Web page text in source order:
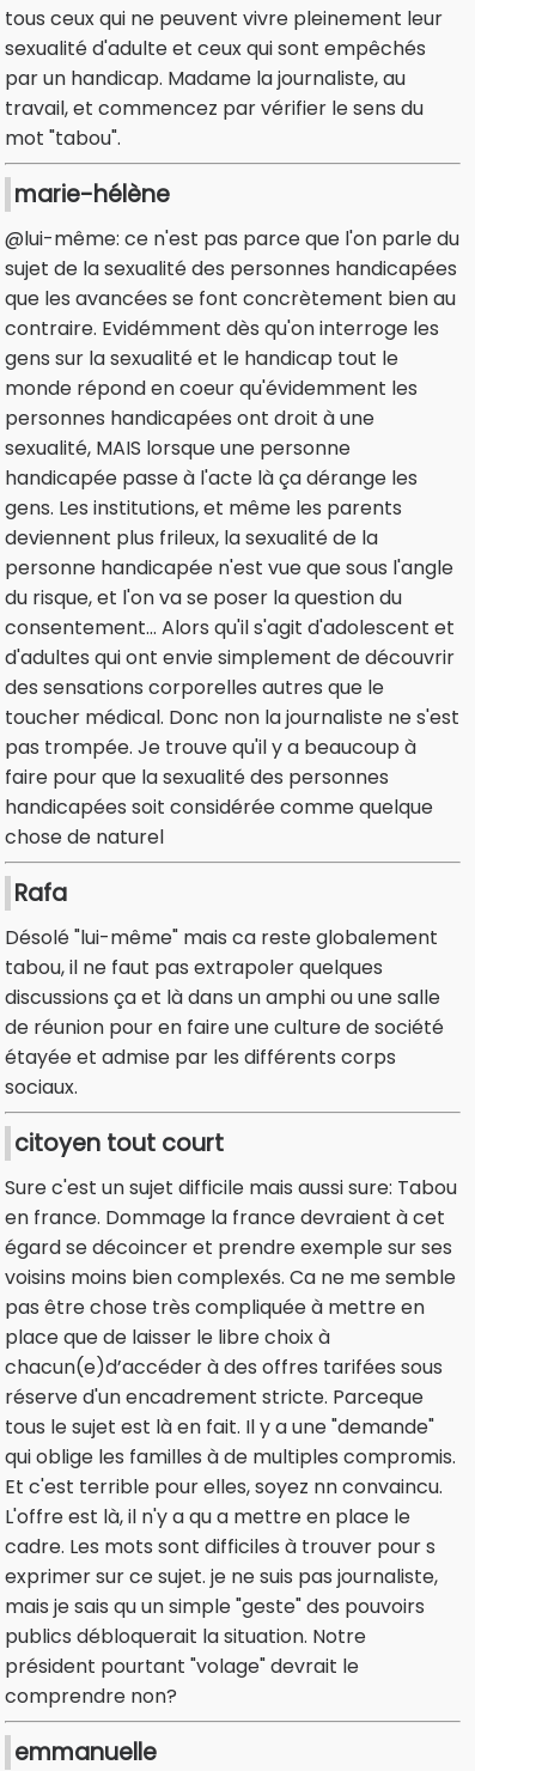
tous ceux qui ne peuvent vivre pleinement leur
sexualité d'adulte et ceux qui sont empêchés
par un handicap. Madame la journaliste, au
travail, et commencez par vérifier le sens du
mot "tabou".
marie-hélène
@lui-même: ce n'est pas parce que l'on parle du
sujet de la sexualité des personnes handicapées
que les avancées se font concrètement bien au
contraire. Evidémment dès qu'on interroge les
gens sur la sexualité et le handicap tout le
monde répond en coeur qu'évidemment les
personnes handicapées ont droit à une
sexualité, MAIS lorsque une personne
handicapée passe à l'acte là ça dérange les
gens. Les institutions, et même les parents
deviennent plus frileux, la sexualité de la
personne handicapée n'est vue que sous l'angle
du risque, et l'on va se poser la question du
consentement... Alors qu'il s'agit d'adolescent et
d'adultes qui ont envie simplement de découvrir
des sensations corporelles autres que le
toucher médical. Donc non la journaliste ne s'est
pas trompée. Je trouve qu'il y a beaucoup à
faire pour que la sexualité des personnes
handicapées soit considérée comme quelque
chose de naturel
Rafa
Désolé "lui-même" mais ca reste globalement
tabou, il ne faut pas extrapoler quelques
discussions ça et là dans un amphi ou une salle
de réunion pour en faire une culture de société
étayée et admise par les différents corps
sociaux.
citoyen tout court
Sure c'est un sujet difficile mais aussi sure: Tabou
en france. Dommage la france devraient à cet
égard se décoincer et prendre exemple sur ses
voisins moins bien complexés. Ca ne me semble
pas être chose très compliquée à mettre en
place que de laisser le libre choix à
chacun(e)d’accéder à des offres tarifées sous
réserve d'un encadrement stricte. Parceque
tous le sujet est là en fait. Il y a une "demande"
qui oblige les familles à de multiples compromis.
Et c'est terrible pour elles, soyez nn convaincu.
L'offre est là, il n'y a qu a mettre en place le
cadre. Les mots sont difficiles à trouver pour s
exprimer sur ce sujet. je ne suis pas journaliste,
mais je sais qu un simple "geste" des pouvoirs
publics débloquerait la situation. Notre
président pourtant "volage" devrait le
comprendre non?
emmanuelle